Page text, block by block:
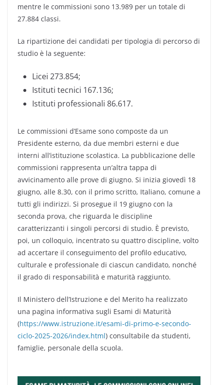
mentre le commissioni sono 13.989 per un totale di
27.884 classi.
La ripartizione dei candidati per tipologia di percorso di
studio è la seguente:
Licei 273.854;
Istituti tecnici 167.136;
Istituti professionali 86.617.
Le commissioni d’Esame sono composte da un
Presidente esterno, da due membri esterni e due
interni all’istituzione scolastica. La pubblicazione delle
commissioni rappresenta un’altra tappa di
avvicinamento alle prove di giugno. Si inizia giovedì 18
giugno, alle 8.30, con il primo scritto, Italiano, comune a
tutti gli indirizzi. Si prosegue il 19 giugno con la
seconda prova, che riguarda le discipline
caratterizzanti i singoli percorsi di studio. È previsto,
poi, un colloquio, incentrato su quattro discipline, volto
ad accertare il conseguimento del profilo educativo,
culturale e professionale di ciascun candidato, nonché
il grado di responsabilità e maturità raggiunto.
Il Ministero dell’Istruzione e del Merito ha realizzato
una pagina informativa sugli Esami di Maturità
(https://www.istruzione.it/esami-di-primo-e-secondo-
ciclo-2025-2026/index.html) consultabile da studenti,
famiglie, personale della scuola.